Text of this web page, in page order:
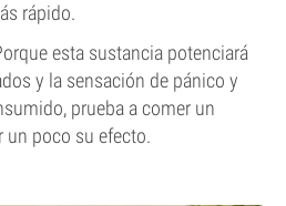
rápido.
esta sustancia potenciará
y la sensación de pánico y
prueba a comer un
un poco su efecto.